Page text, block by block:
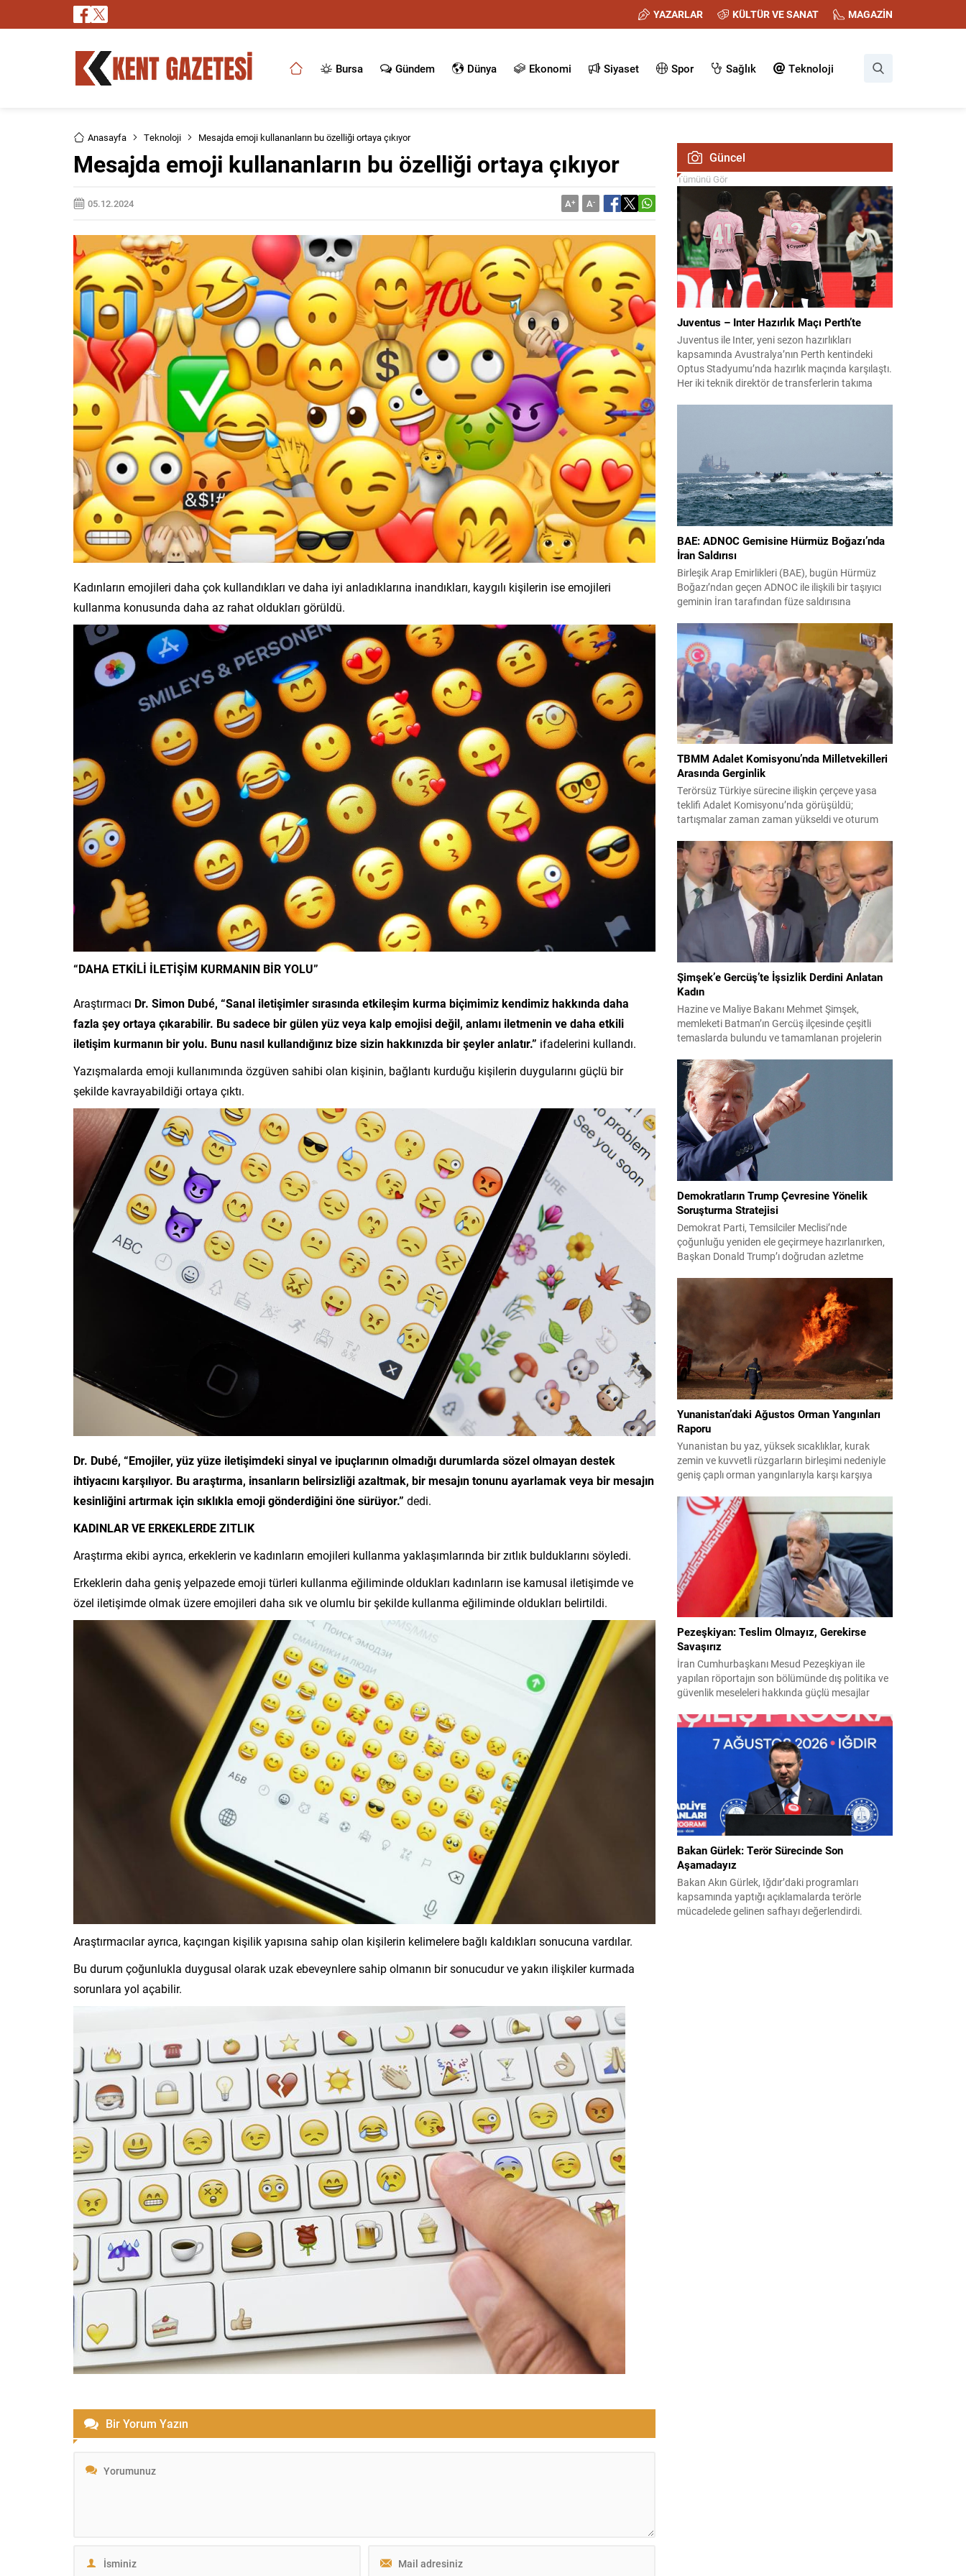
YAZARLAR KÜLTÜR VE SANAT MAGAZİN
Bursa Gündem Dünya Ekonomi Siyaset Spor Sağlık Teknoloji
Anasayfa Teknoloji Mesajda emoji kullananların bu özelliği ortaya çıkıyor
Mesajda emoji kullananların bu özelliği ortaya çıkıyor
05.12.2024 A+ A-
Kadınların emojileri daha çok kullandıkları ve daha iyi anladıklarına inandıkları, kaygılı kişilerin ise emojileri
kullanma konusunda daha az rahat oldukları görüldü.
“DAHA ETKİLİ İLETİŞİM KURMANIN BİR YOLU”
Araştırmacı Dr. Simon Dubé, “Sanal iletişimler sırasında etkileşim kurma biçimimiz kendimiz hakkında daha
fazla şey ortaya çıkarabilir. Bu sadece bir gülen yüz veya kalp emojisi değil, anlamı iletmenin ve daha etkili
iletişim kurmanın bir yolu. Bunu nasıl kullandığınız bize sizin hakkınızda bir şeyler anlatır.” ifadelerini kullandı.
Yazışmalarda emoji kullanımında özgüven sahibi olan kişinin, bağlantı kurduğu kişilerin duygularını güçlü bir
şekilde kavrayabildiği ortaya çıktı.
Dr. Dubé, “Emojiler, yüz yüze iletişimdeki sinyal ve ipuçlarının olmadığı durumlarda sözel olmayan destek
ihtiyacını karşılıyor. Bu araştırma, insanların belirsizliği azaltmak, bir mesajın tonunu ayarlamak veya bir mesajın
kesinliğini artırmak için sıklıkla emoji gönderdiğini öne sürüyor.” dedi.
KADINLAR VE ERKEKLERDE ZITLIK
Araştırma ekibi ayrıca, erkeklerin ve kadınların emojileri kullanma yaklaşımlarında bir zıtlık bulduklarını söyledi.
Erkeklerin daha geniş yelpazede emoji türleri kullanma eğiliminde oldukları kadınların ise kamusal iletişimde ve
özel iletişimde olmak üzere emojileri daha sık ve olumlu bir şekilde kullanma eğiliminde oldukları belirtildi.
Araştırmacılar ayrıca, kaçıngan kişilik yapısına sahip olan kişilerin kelimelere bağlı kaldıkları sonucuna vardılar.
Bu durum çoğunlukla duygusal olarak uzak ebeveynlere sahip olmanın bir sonucudur ve yakın ilişkiler kurmada
sorunlara yol açabilir.
Bir Yorum Yazın
Güncel
Tümünü Gör
Juventus – Inter Hazırlık Maçı Perth’te
Juventus ile Inter, yeni sezon hazırlıkları
kapsamında Avustralya’nın Perth kentindeki
Optus Stadyumu’nda hazırlık maçında karşılaştı.
Her iki teknik direktör de transferlerin takıma
Yıldız ilk 11’de görev alırken,...
BAE: ADNOC Gemisine Hürmüz Boğazı’nda
İran Saldırısı
Birleşik Arap Emirlikleri (BAE), bugün Hürmüz
Boğazı’ndan geçen ADNOC ile ilişkili bir taşıyıcı
geminin İran tarafından füze saldırısına
alındığını bildirirken saldırıyı kınadı ve Tahran’ı
korsanlıkla suçladı. WAM ajansının aktardığı ilk
açıklamada, ADNOC’a ait bir geminin sabah
saatlerinde hedef alındığı belirtildi; ilerleyen
dakikalarda ise BAE...
TBMM Adalet Komisyonu’nda Milletvekilleri
Arasında Gerginlik
Terörsüz Türkiye sürecine ilişkin çerçeve yasa
teklifi Adalet Komisyonu’nda görüşüldü;
tartışmalar zaman zaman yükseldi ve oturum
çalışmalarında kimi milletvekilleri arasında sözlü
gerilim yaşandı, daha sonra fiziksel arbede çıktı.
Görüşme sırasında İyi Parti ile MHP milletvekilleri
arasında söz düellosu başladı; taraflar birbirlerini
sert ifadelerle eleştirdi. Tartışma...
Şimşek’e Gercüş’te İşsizlik Derdini Anlatan
Kadın
Hazine ve Maliye Bakanı Mehmet Şimşek,
memleketi Batman’ın Gercüş ilçesinde çeşitli
temaslarda bulundu ve tamamlanan projelerin
sakinleriyle sohbet ettiği esnada bir yaşlı kadının
çocuklarının işsizliğine dair yakınmasını dinledi.
Kadının dertlerini Kürtçe olarak doğrudan Bakan
Şimşek’e aktarması, orada bulunanların ilgisini
çekti. Şimşek ise samimi bir...
Demokratların Trump Çevresine Yönelik
Soruşturma Stratejisi
Demokrat Parti, Temsilciler Meclisi’nde
çoğunluğu yeniden ele geçirmeye hazırlanırken,
Başkan Donald Trump’ı doğrudan azletme
hedef alan kapsamlı soruşturmalar yürütmeyi
planlıyor. Parti yöneticileri ve komisyon
danışmanları, şirketler, yükleniciler ve finans
kuruluşları üzerinden belge ve tanıklık toplama
yöntemlerini değerlendiriyor. Demokratlar, Beyaz
Saray’la doğrudan çatışmaya...
Yunanistan’daki Ağustos Orman Yangınları
Raporu
Yunanistan bu yaz, yüksek sıcaklıklar, kurak
zemin ve kuvvetli rüzgarların birleşimi nedeniyle
geniş çaplı orman yangınlarıyla karşı karşıya
yerleşim birimleri tahliye edildi ve geniş orman
alanları yok oldu. 31 Temmuz’da Attiki’nin batısı
ile Voiotia’da başlayan yangınlar yoğun
müdahale sonucu birkaç gün süren çabalarla...
Pezeşkiyan: Teslim Olmayız, Gerekirse
Savaşırız
İran Cumhurbaşkanı Mesud Pezeşkiyan ile
yapılan röportajın son bölümünde dış politika ve
güvenlik meseleleri hakkında güçlü mesajlar
hem de savunmaya hazır olduklarını vurguladı ve
uygulamaya konulamayan 14 Haziran
mutabakat zaptına ilişkin görüşlerini paylaştı.
“Mutabakat zaptını savunacağız; geri adım
atmayız” Pezeşkiyan, varılan anlaşmanın
savunulacağını belirterek,...
Bakan Gürlek: Terör Sürecinde Son
Aşamadayız
Bakan Akın Gürlek, Iğdır’daki programları
kapsamında yaptığı açıklamalarda terörle
mücadelede gelinen safhayı değerlendirdi.